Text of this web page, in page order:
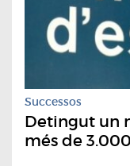
Successos
Detingut un
més de